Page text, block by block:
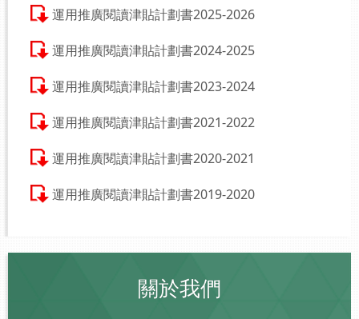
運用推廣閱讀津貼計劃書2025-2026
運用推廣閱讀津貼計劃書2024-2025
運用推廣閱讀津貼計劃書2023-2024
運用推廣閱讀津貼計劃書2021-2022
運用推廣閱讀津貼計劃書2020-2021
運用推廣閱讀津貼計劃書2019-2020
關於我們